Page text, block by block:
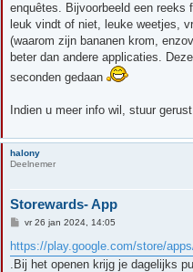
enquêtes. Bijvoorbeeld een reeks
leuk vindt of niet, leuke weetjes,
(waarom zijn bananen krom,
beter dan andere applicaties.
seconden gedaan
Indien u meer info wil, stuur
halony
Deelnemer
Storewards- App
B
r
i
c
vr 26 jan 2024, 14:05
https://play.google.com/store/
.Bij het openen krijg je dagelijks